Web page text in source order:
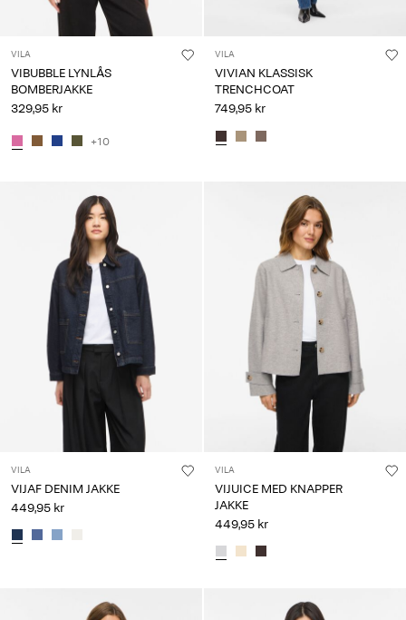
VILA
VIBUBBLE LYNLÅS
BOMBERJAKKE
329,95 kr
+10
VILA
VIVIAN KLASSISK
TRENCHCOAT
749,95 kr
VILA
VIJAF DENIM JAKKE
449,95 kr
VILA
VIJUICE MED KNAPPER
JAKKE
449,95 kr